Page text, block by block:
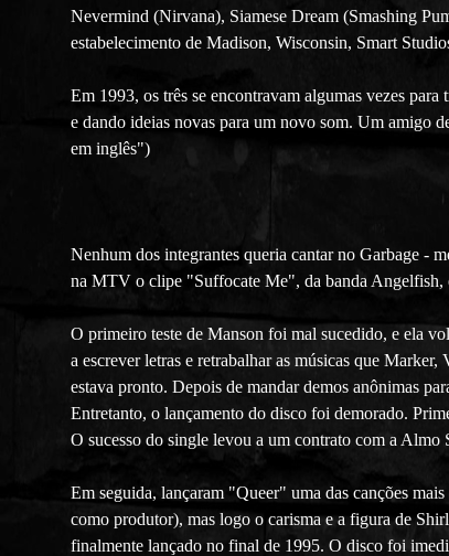
Nevermind (Nirvana), Siamese Dream (Smashing
estabelecimento de Madison, Wisconsin, Smart
Em 1993, os três se encontravam algumas vezes
e dando ideias novas para um novo som. Um amigo
em inglês")
Nenhum dos integrantes queria cantar no Garbage -
na MTV o clipe "Suffocate Me", da banda Angelfish,
O primeiro teste de Manson foi mal sucedido, e ela
a escrever letras e retrabalhar as músicas que
estava pronto. Depois de mandar demos anônimas
Entretanto, o lançamento do disco foi demorado.
O sucesso do single levou a um contrato com a Almo
Em seguida, lançaram "Queer" uma das canções
como produtor), mas logo o carisma e a figura de
finalmente lançado no final de 1995. O disco foi